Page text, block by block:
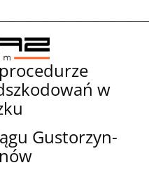
w
Gustorzyn-